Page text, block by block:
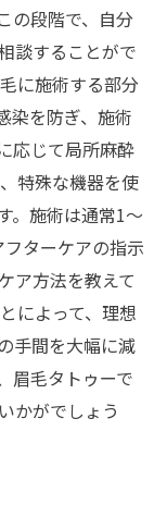
の段階で、自分
談することがで
に施術する部分
染を防ぎ、施術
応じて局所麻酔
特殊な機器を使
。施術は通常1〜
ターケアの指示
ア方法を教えて
によって、理想
手間を大幅に減
眉毛タトゥーで
かがでしょう